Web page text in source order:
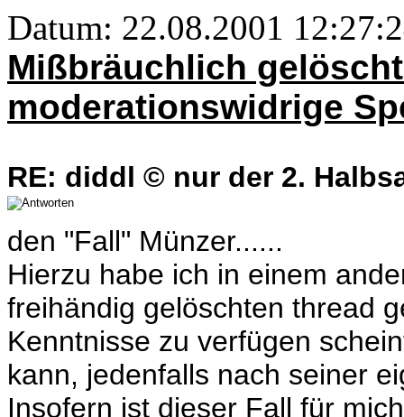
Datum: 22.08.2001
Mißbräuchlich
moderationswidrige
RE: diddl © nur der 2.
den "Fall" Münzer......
Hierzu habe ich in einem
freihändig gelöschten thread
Kenntnisse zu verfügen
kann, jedenfalls nach seiner
Insofern ist dieser Fall für